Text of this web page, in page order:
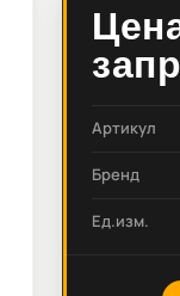
Артикул
Бренд
Ед.изм.